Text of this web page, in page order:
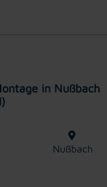
in Nußbach
Nußbach